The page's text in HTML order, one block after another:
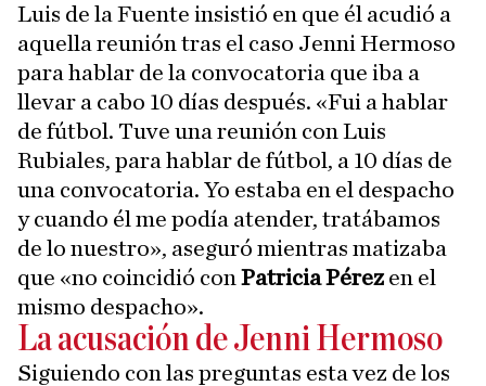
Luis de la Fuente insistió en que él acudió a
aquella reunión tras el caso Jenni Hermoso
para hablar de la convocatoria que iba a
llevar a cabo 10 días después. «Fui a hablar
de fútbol. Tuve una reunión con Luis
Rubiales, para hablar de fútbol, a 10 días de
una convocatoria. Yo estaba en el despacho
y cuando él me podía atender, tratábamos
de lo nuestro», aseguró mientras matizaba
que «no coincidió con Patricia Pérezen el
mismo despacho».
La acusación de Jenni Hermoso
Siguiendo con las preguntas esta vez de los